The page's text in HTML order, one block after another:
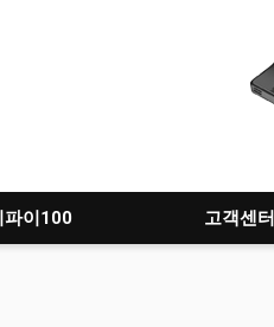
파이100 고객센터